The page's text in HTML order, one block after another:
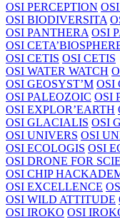
OSI PERCEPTION
OSI BIODIVERSITA
OSI PANTHERA OSI
OSI
OSI CETIS OSI CETIS
OSI WATER WATCH
OSI GEOSYST’M OSI
OSI PALEOZOIC OSI
OSI EXPLOR’EARTH
OSI GLACIALIS OSI
OSI UNIVERS OSI
OSI ECOLOGIS OSI
OSI DRONE FOR
OSI CHIP
OSI EXCELLENCE
OSI WILD ATTITUDE
OSI IROKO OSI